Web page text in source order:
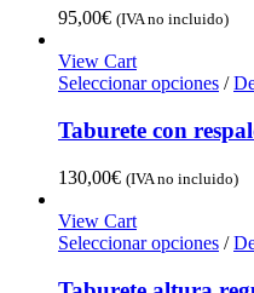
95,00€ (IVA no incluido)
View Cart
Seleccionar opciones /
Taburete con
130,00€ (IVA no incluido)
View Cart
Seleccionar opciones /